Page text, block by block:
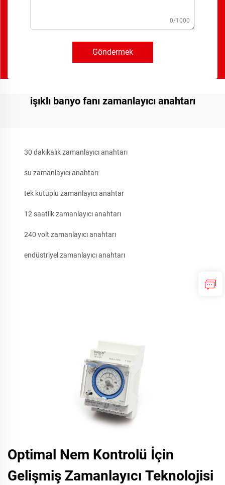
0/1000
Göndermek
işıklı banyo fanı zamanlayıcı anahtarı
30 dakikalık zamanlayıcı anahtarı
su zamanlayıcı anahtarı
tek kutuplu zamanlayıcı anahtar
12 saatlik zamanlayıcı anahtarı
240 volt zamanlayıcı anahtarı
endüstriyel zamanlayıcı anahtarı
Optimal Nem Kontrolü İçin
Gelişmiş Zamanlayıcı Teknolojisi